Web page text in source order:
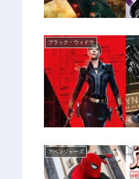
ブラック・ウィドウ
アベンジャーズ